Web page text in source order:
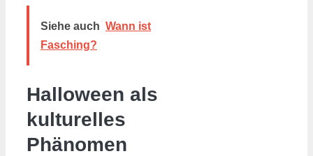
Siehe auch Wann ist
Fasching?
Halloween als
kulturelles
Phänomen